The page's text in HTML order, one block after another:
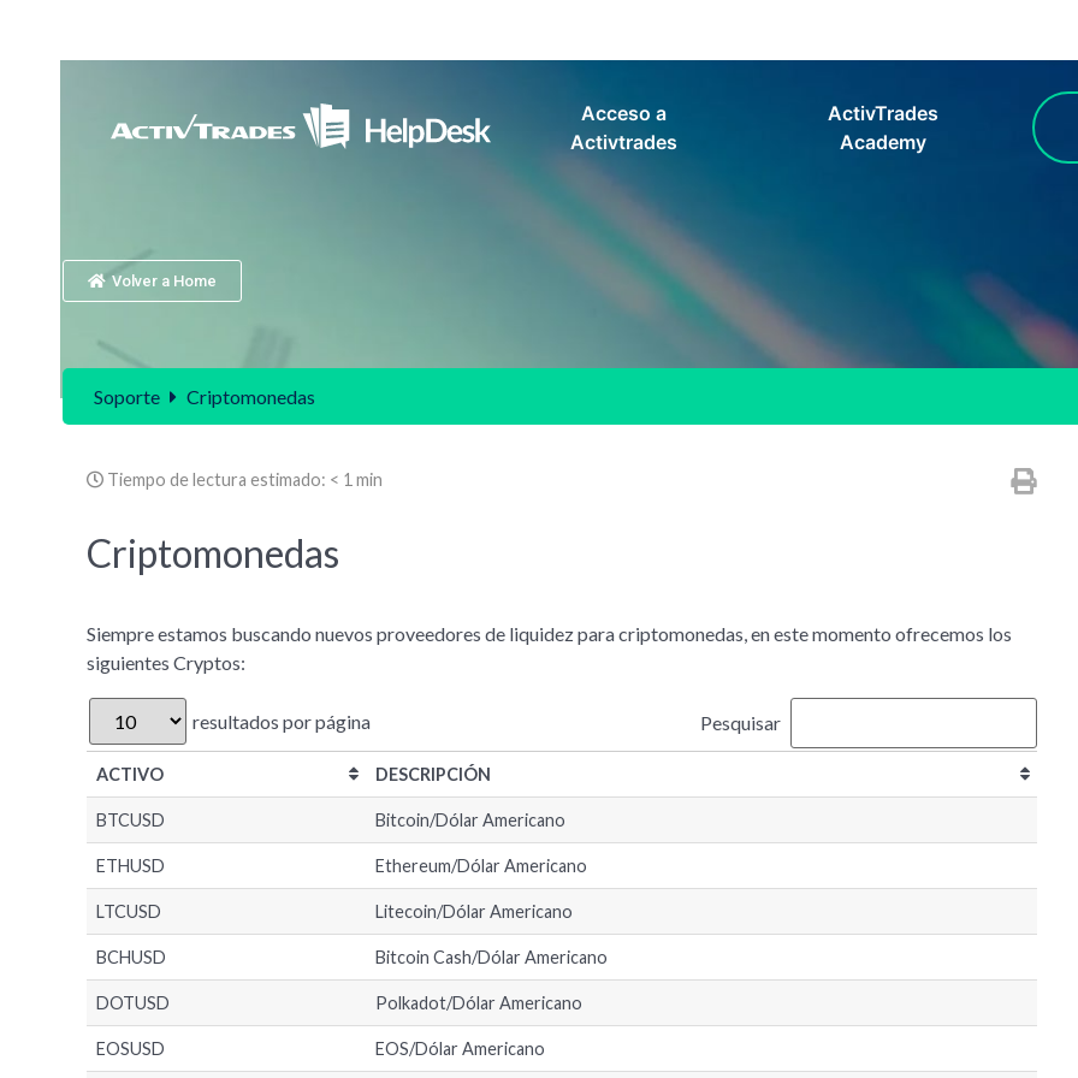
Acceso a
Activtrades
ActivTrades
Academy
Volver a Home
Soporte Criptomonedas
Tiempo de lectura estimado: < 1 min
Criptomonedas
Siempre estamos buscando nuevos proveedores de liquidez para criptomonedas, en este momento ofrecemos los
siguientes Cryptos:
resultados por página Pesquisar
ACTIVO DESCRIPCIÓN
BTCUSD Bitcoin/Dólar Americano
ETHUSD Ethereum/Dólar Americano
LTCUSD Litecoin/Dólar Americano
BCHUSD Bitcoin Cash/Dólar Americano
DOTUSD Polkadot/Dólar Americano
EOSUSD EOS/Dólar Americano